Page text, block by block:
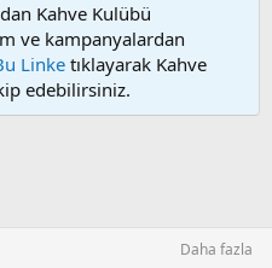
Kahve Kulübü
ve kampanyalardan
Linketıklayarak Kahve
edebilirsiniz.
Daha fazla